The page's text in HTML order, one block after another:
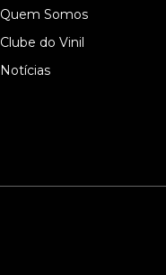
Quem Somos
Clube do Vinil
Notícias